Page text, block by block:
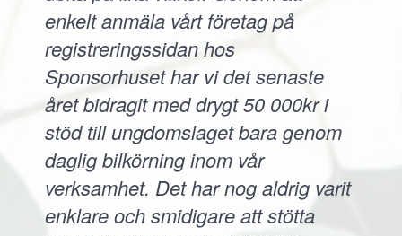
enkelt anmäla vårt företag på
registreringssidan hos
Sponsorhuset har vi det senaste
året bidragit med drygt 50 000kr i
stöd till ungdomslaget bara genom
daglig bilkörning inom vår
verksamhet. Det har nog aldrig varit
enklare och smidigare att stötta